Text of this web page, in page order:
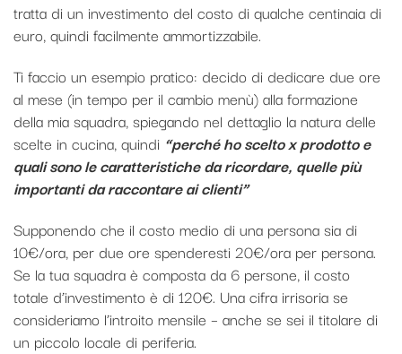
tratta di un investimento del costo di qualche centinaia di
euro, quindi facilmente ammortizzabile.
Ti faccio un esempio pratico: decido di dedicare due ore
al mese (in tempo per il cambio menù) alla formazione
della mia squadra, spiegando nel dettaglio la natura delle
scelte in cucina, quindi “perché ho scelto x prodotto e
quali sono le caratteristiche da ricordare, quelle più
importanti da raccontare ai clienti”
Supponendo che il costo medio di una persona sia di
10€/ora, per due ore spenderesti 20€/ora per persona.
Se la tua squadra è composta da 6 persone, il costo
totale d’investimento è di 120€. Una cifra irrisoria se
consideriamo l’introito mensile – anche se sei il titolare di
un piccolo locale di periferia.